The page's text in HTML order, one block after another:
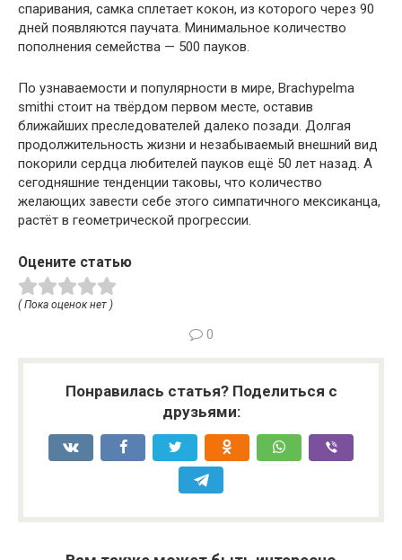
спаривания, самка сплетает кокон, из которого через 90
дней появляются паучата. Минимальное количество
пополнения семейства — 500 пауков.
По узнаваемости и популярности в мире, Brachypelma
smithi стоит на твёрдом первом месте, оставив
ближайших преследователей далеко позади. Долгая
продолжительность жизни и незабываемый внешний вид
покорили сердца любителей пауков ещё 50 лет назад. А
сегодняшние тенденции таковы, что количество
желающих завести себе этого симпатичного мексиканца,
растёт в геометрической прогрессии.
Оцените статью
( Пока оценок нет )
0
Понравилась статья? Поделиться с
друзьями: